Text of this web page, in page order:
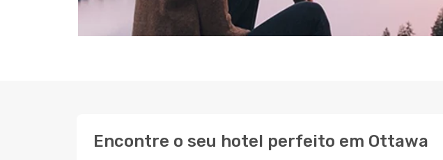
Encontre o seu hotel perfeito em Ottawa